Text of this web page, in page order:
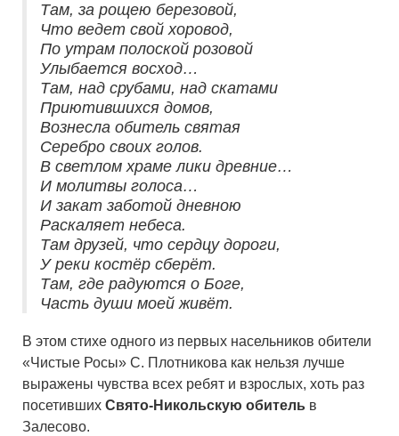
Там, за рощею березовой,
Что ведет свой хоровод,
По утрам полоской розовой
Улыбается восход…
Там, над срубами, над скатами
Приютившихся домов,
Вознесла обитель святая
Серебро своих голов.
В светлом храме лики древние…
И молитвы голоса…
И закат заботой дневною
Раскаляет небеса.
Там друзей, что сердцу дороги,
У реки костёр сберёт.
Там, где радуются о Боге,
Часть души моей живёт.
В этом стихе одного из первых насельников обители
«Чистые Росы» С. Плотникова как нельзя лучше
выражены чувства всех ребят и взрослых, хоть раз
посетивших Свято-Никольскую обитель в
Залесово.